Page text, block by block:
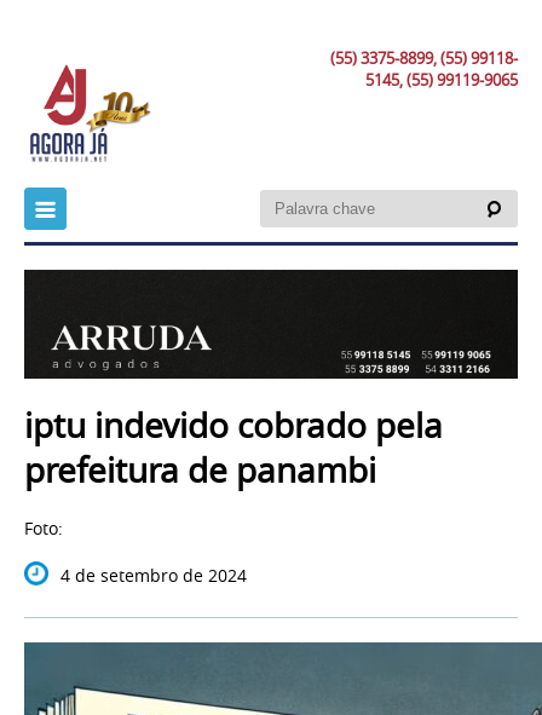
(55) 3375-8899, (55) 99118-
5145, (55) 99119-9065
iptu indevido cobrado pela
prefeitura de panambi
Foto:
4 de setembro de 2024